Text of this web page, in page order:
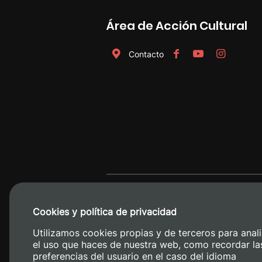
Área de Acción Cultural
Contacto
Cookies y política de privacidad
Utilizamos cookies propias y de terceros para
el uso que haces de nuestra web, como recordar
preferencias del usuario en el caso del idioma